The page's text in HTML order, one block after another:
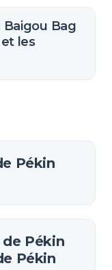
Baigou Bag
les
Pékin
Pékin
Pékin